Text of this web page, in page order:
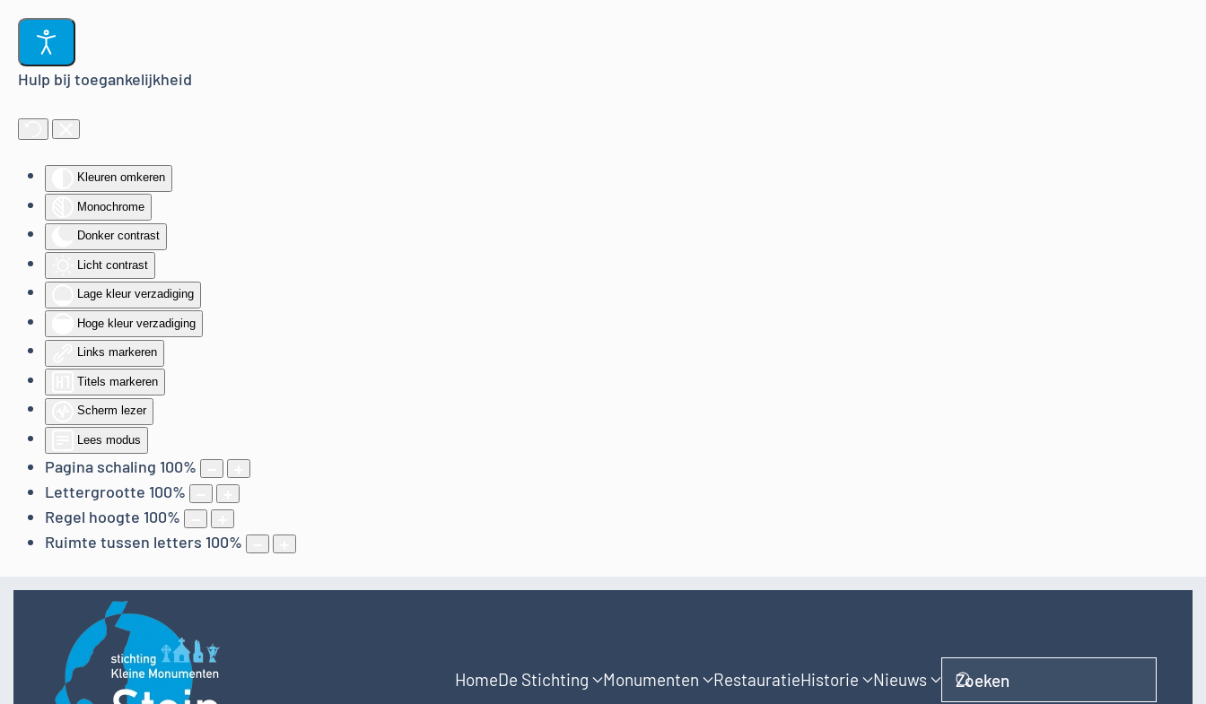
Hulp bij toegankelijkheid
Kleuren omkeren
Monochrome
Donker contrast
Licht contrast
Lage kleur verzadiging
Hoge kleur verzadiging
Links markeren
Titels markeren
Scherm lezer
Lees modus
Pagina schaling 100%
Lettergrootte 100%
Regel hoogte 100%
Ruimte tussen letters 100%
Terug naar hoofdinhoud
HomeDe Stichting Monumenten RestauratieHistorie Nieuws